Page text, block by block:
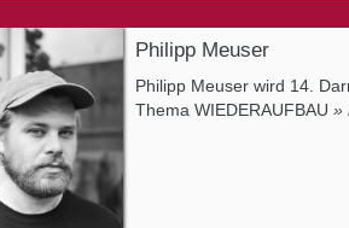
Philipp Meuser
Philipp Meuser wird 14.
Thema WIEDERAUFBAU »